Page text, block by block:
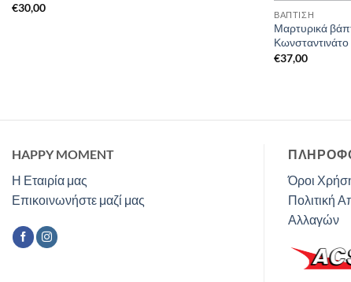
€30,00 ΒΑΠΤΙΣΗ
Μαρτυρικά
€37,00
HAPPY MOMENT
Η Εταιρία μας
Επικοινωνήστε μαζί μας
Όροι
Πολιτική
Αλλαγών